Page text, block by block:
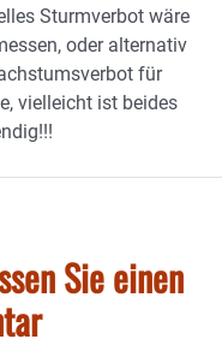
Sturmverbot wäre
oder alternativ
für
vielleicht ist beides
Sie einen